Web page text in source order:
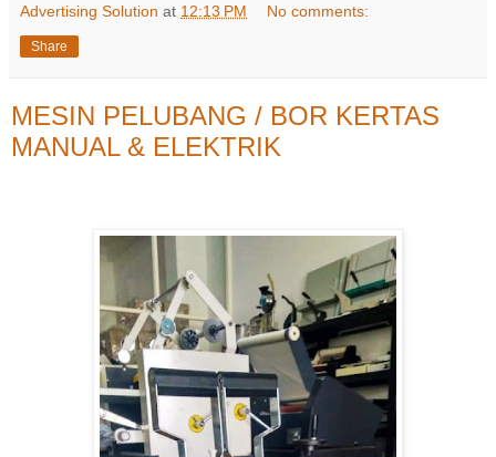
Advertising Solution at 12:13 PM No comments:
Share
MESIN PELUBANG / BOR KERTAS
MANUAL & ELEKTRIK